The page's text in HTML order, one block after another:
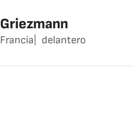
Griezmann
Francia delantero